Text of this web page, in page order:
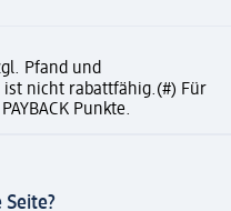
Pfand und
ist nicht rabattfähig.(#) Für
Punkte.